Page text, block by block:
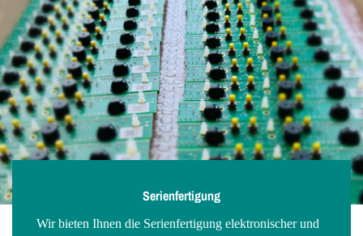
Serienfertigung
Wir bieten Ihnen die Serienfertigung elektronischer und